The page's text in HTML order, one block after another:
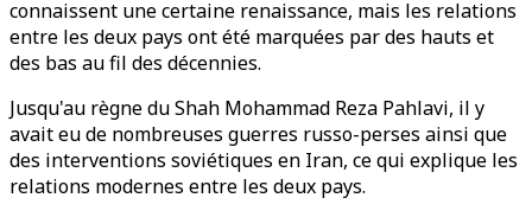
connaissent une certaine renaissance, mais les relations
entre les deux pays ont été marquées par des hauts et
des bas au fil des décennies.
Jusqu'au règne du Shah Mohammad Reza Pahlavi, il y
avait eu de nombreuses guerres russo-perses ainsi que
des interventions soviétiques en Iran, ce qui explique les
relations modernes entre les deux pays.